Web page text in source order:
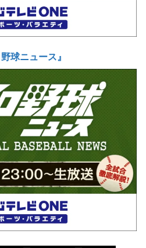
球ニュース』